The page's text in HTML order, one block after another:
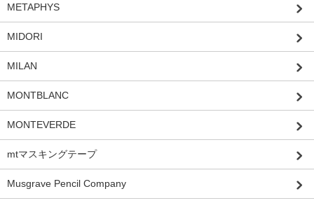
METAPHYS
MIDORI
MILAN
MONTBLANC
MONTEVERDE
mtマスキングテープ
Musgrave Pencil Company